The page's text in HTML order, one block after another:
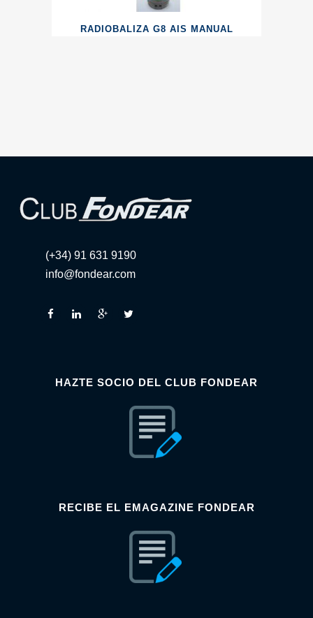
RADIOBALIZA G8 AIS MANUAL
(+34) 91 631 9190
info@fondear.com
HAZTE SOCIO DEL CLUB FONDEAR
RECIBE EL EMAGAZINE FONDEAR